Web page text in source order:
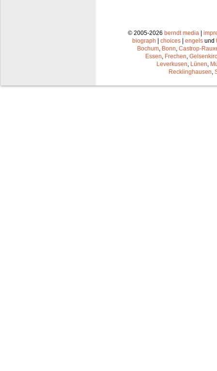
© 2005-2026 berndt media |
biograph | choices | engels und
Bochum Bonn Castrop-
Essen Frechen
Leverkusen Lünen
Recklinghausen